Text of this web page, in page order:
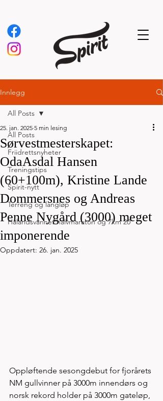
Innlegg
All Posts
Friidrettsnyheter
Treningstips
Spirit-nytt
Terreng og langløp
Hålandsvannet halvmaraton og 7km 20
All Posts
Sørvestmesterskapet:
OdaAsdal Hansen
(60+100m), Kristine Lande
Dommersnes og Andreas
Penne Nygård (3000) meget
imponerende
25. jan. 2025 5 min lesing
Oppdatert: 26. jan. 2025
Oppløftende sesongdebut for fjorårets
NM gullvinner på 3000m innendørs og
norsk rekord holder på 3000m gateløp,